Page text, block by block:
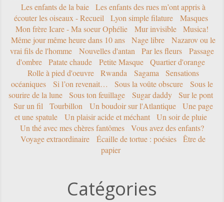
Les enfants de la baie
Les enfants des rues m’ont appris à
écouter les oiseaux - Recueil
Lyon simple filature
Masques
Mon frère Icare - Ma soeur Ophélie
Mur invisible
Musica!
Même jour même heure dans 10 ans
Nage libre
Nazarov ou le
vrai fils de l'homme
Nouvelles d'antan Par les fleurs
Passage
d'ombre
Patate chaude Petite Masque
Quartier d'orange
Rolle à pied d'oeuvre
Rwanda Sagama
Sensations
océaniques
Si l’on revenait… Sous la voûte obscure
Sous le
sourire de la lune
Sous ton feuillage Sugar daddy
Sur le pont
Sur un fil
Tourbillon Un boudoir sur l'Atlantique
Une page
et une spatule
Un plaisir acide et méchant
Un soir de pluie
Un thé avec mes chères fantômes
Vous avez des enfants?
Voyage extraordinaire
Écaille de tortue : poésies
Être de
papier
Catégories